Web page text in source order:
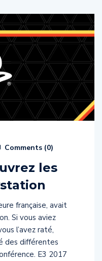
Comments (0)
les
française, avait
Si vous aviez
l’avez raté,
des différentes
E3 2017